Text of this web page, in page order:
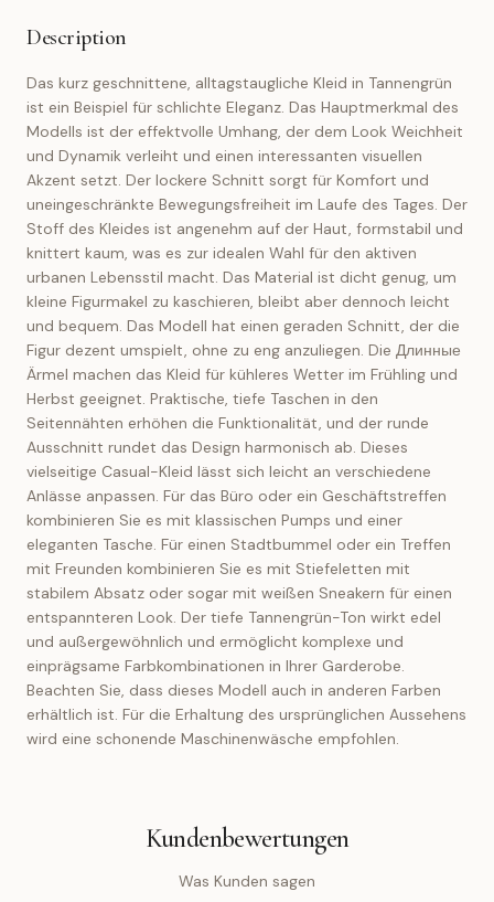
Description
Das kurz geschnittene, alltagstaugliche Kleid in Tannengrün
ist ein Beispiel für schlichte Eleganz. Das Hauptmerkmal des
Modells ist der effektvolle Umhang, der dem Look Weichheit
und Dynamik verleiht und einen interessanten visuellen
Akzent setzt. Der lockere Schnitt sorgt für Komfort und
uneingeschränkte Bewegungsfreiheit im Laufe des Tages. Der
Stoff des Kleides ist angenehm auf der Haut, formstabil und
knittert kaum, was es zur idealen Wahl für den aktiven
urbanen Lebensstil macht. Das Material ist dicht genug, um
kleine Figurmakel zu kaschieren, bleibt aber dennoch leicht
und bequem. Das Modell hat einen geraden Schnitt, der die
Figur dezent umspielt, ohne zu eng anzuliegen. Die Длинные
Ärmel machen das Kleid für kühleres Wetter im Frühling und
Herbst geeignet. Praktische, tiefe Taschen in den
Seitennähten erhöhen die Funktionalität, und der runde
Ausschnitt rundet das Design harmonisch ab. Dieses
vielseitige Casual-Kleid lässt sich leicht an verschiedene
Anlässe anpassen. Für das Büro oder ein Geschäftstreffen
kombinieren Sie es mit klassischen Pumps und einer
eleganten Tasche. Für einen Stadtbummel oder ein Treffen
mit Freunden kombinieren Sie es mit Stiefeletten mit
stabilem Absatz oder sogar mit weißen Sneakern für einen
entspannteren Look. Der tiefe Tannengrün-Ton wirkt edel
und außergewöhnlich und ermöglicht komplexe und
einprägsame Farbkombinationen in Ihrer Garderobe.
Beachten Sie, dass dieses Modell auch in anderen Farben
erhältlich ist. Für die Erhaltung des ursprünglichen Aussehens
wird eine schonende Maschinenwäsche empfohlen.
Kundenbewertungen
Was Kunden sagen